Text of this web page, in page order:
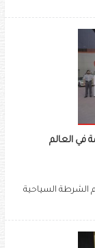
في العالم
الشرطة السياحية